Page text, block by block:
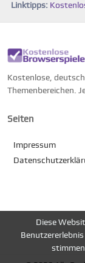
Linktipps:
Kostenlose,
Themenbereichen.
Seiten
Impressum
Diese
stimmen